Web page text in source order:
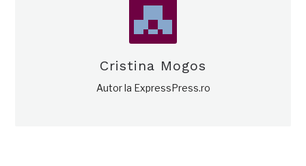
Cristina Mogos
Autor la ExpressPress.ro